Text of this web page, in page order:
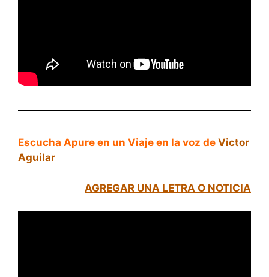
Escucha Apure en un Viaje en la voz de Victor
Aguilar
AGREGAR UNA LETRA O NOTICIA